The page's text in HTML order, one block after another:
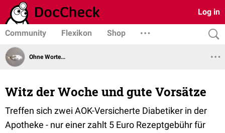
Log in
Community Flexikon Shop
Ohne Worte...
Witz der Woche und gute Vorsätze
Treffen sich zwei AOK-Versicherte Diabetiker in der
Apotheke - nur einer zahlt 5 Euro Rezeptgebühr für